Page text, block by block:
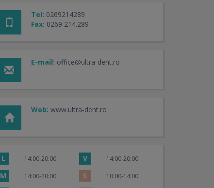
Tel: 0269214289
Fax: 0269 214.289
E-mail: office@ultra-dent.ro
Web: www.ultra-dent.ro
L 14:00-20:00 V 14:00-20:00
M 14:00-20:00 S 10:00-14:00